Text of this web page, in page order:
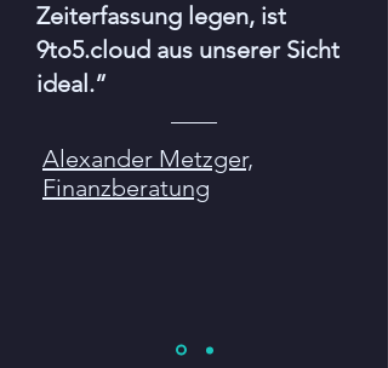
Zeiterfassung legen, ist
9to5.cloud aus unserer Sicht
ideal.”
Alexander Metzger,
Finanzberatung